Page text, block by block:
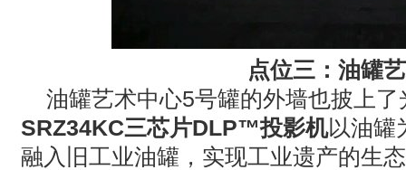
点位三：油罐
油罐艺术中心5号罐的外墙也披上
SRZ34KC三芯片DLP™投影机以油罐
融入旧工业油罐，实现工业遗产的生